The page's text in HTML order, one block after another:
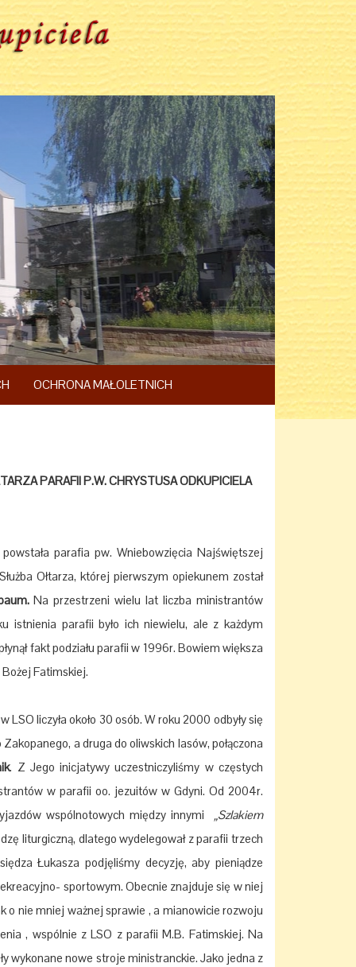
OCHRONA MAŁOLETNICH
PARAFII P.W. CHRYSTUSA ODKUPICIELA
parafia pw. Wniebowzięcia Najświętszej
Ołtarza, której pierwszym opiekunem został
Na przestrzeni wielu lat liczba ministrantów
istnienia parafii było ich niewielu, ale z każdym
fakt podziału parafii w 1996r. Bowiem większa
Fatimskiej.
liczyła około 30 osób. W roku 2000 odbyły się
a druga do oliwskich lasów, połączona
. Z Jego inicjatywy uczestniczyliśmy w częstych
w parafii oo. jezuitów w Gdyni. Od 2004r.
wspólnotowych między innymi
„Szlakiem
liturgiczną, dlatego wydelegował z parafii trzech
Łukasza podjęliśmy decyzję, aby pieniądze
sportowym. Obecnie znajduje się w niej
o nie mniej ważnej sprawie , a mianowicie rozwoju
, wspólnie z LSO z parafii M.B. Fatimskiej. Na
wykonane nowe stroje ministranckie. Jako jedna z